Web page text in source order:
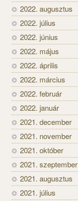
2022. augusztus
2022. július
2022. június
2022. május
2022. április
2022. március
2022. február
2022. január
2021. december
2021. november
2021. október
2021. szeptember
2021. augusztus
2021. július